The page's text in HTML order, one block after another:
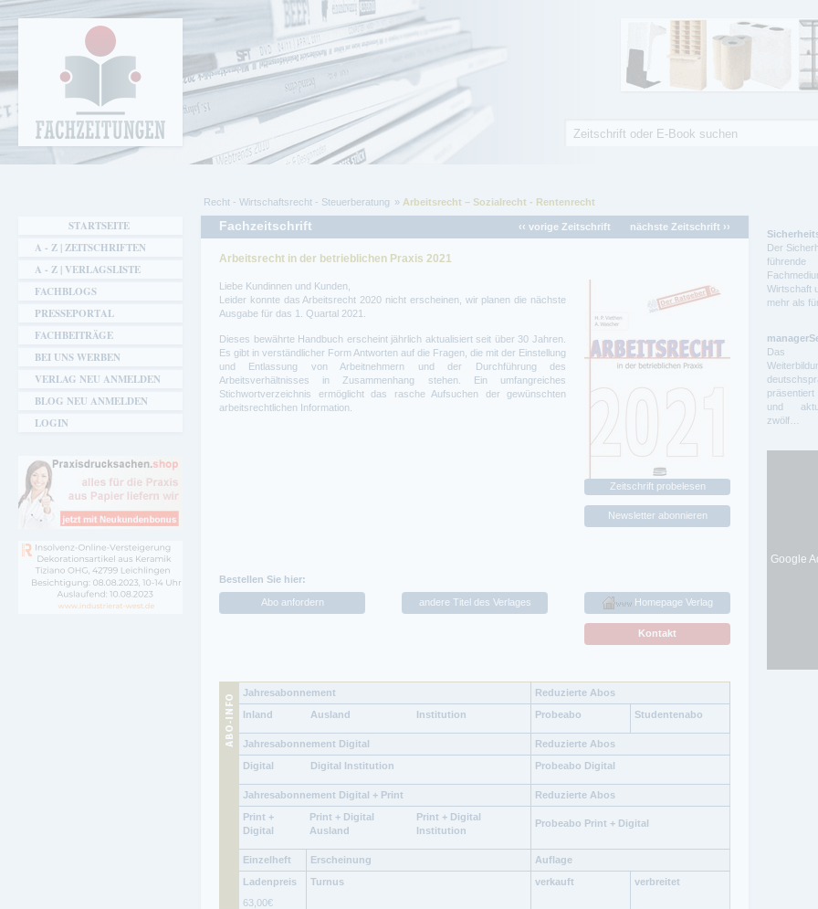
Fachzeitungen.de - Das unabhängige Portal
für Fachmagazine Fachpublikationen &
eBooks
Sie sind hier
Recht - Wirtschaftsrecht - Steuerberatung Arbeitsrecht – Sozialrecht - Rentenrecht
Fachzeitschrift ‹‹ vorige Zeitschrift nächste Zeitschrift ››
Arbeitsrecht in der betrieblichen Praxis 2021
Zeitschrift probelesen
Newsletter abonnieren
Liebe Kundinnen und Kunden,
Leider konnte das Arbeitsrecht 2020 nicht erscheinen, wir planen die nächste
Ausgabe für das 1. Quartal 2021.
Dieses bewährte Handbuch erscheint jährlich aktualisiert seit über 30 Jahren.
Es gibt in verständlicher Form Antworten auf die Fragen, die mit der Einstellung
und Entlassung von Arbeitnehmern und der Durchführung des
Arbeitsverhältnisses in Zusammenhang stehen. Ein umfangreiches
Stichwortverzeichnis ermöglicht das rasche Aufsuchen der gewünschten
arbeitsrechtlichen Information.
Bestellen Sie hier:
Abo anfordern Homepage Verlag
andere Titel des Verlages
Kontakt
Jahresabonnement
Reduzierte Abos
Inland
Ausland Institution Probeabo Studentenabo
Jahresabonnement Digital
Reduzierte Abos
Digital
Digital Institution Probeabo Digital
Jahresabonnement Digital + Print
Reduzierte Abos
Print +
Digital
Print + Digital
Ausland
Print + Digital
Institution
Probeabo Print + Digital
Einzelheft Erscheinung
Auflage
Ladenpreis
Turnus verkauft
verbreitet
63,00€
STARTSEITE
A - Z | ZEITSCHRIFTEN
A - Z | VERLAGSLISTE
FACHBLOGS
PRESSEPORTAL
FACHBEITRÄGE
BEI UNS WERBEN
VERLAG NEU ANMELDEN
BLOG NEU ANMELDEN
LOGIN
Der
führende
Wirtschaft
mehr als
Das
und
zwölf…
Google